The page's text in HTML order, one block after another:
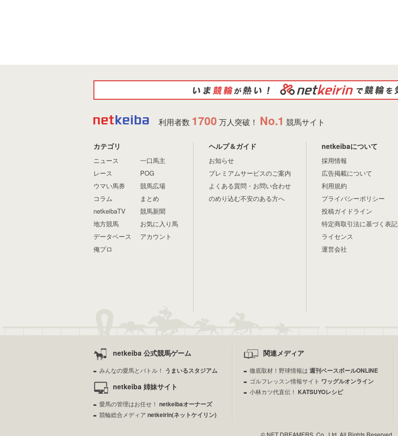
利用者数 1700 万人突破！ No.1 競馬サイト
カテゴリ
ニュース
レース
ウマい馬券
コラム
netkeibaTV
地方競馬
データベース
俺プロ
一口馬主
POG
競馬広場
まとめ
競馬新聞
お気に入り馬
アカウント
ヘルプ＆ガイド
お知らせ
プレミアムサービスのご案内
よくある質問・お問い合わせ
のめり込む不安のある方へ
netkeibaについて
採用情報
広告掲載について
利用規約
プライバシーポリシー
投稿ガイドライン
特定商取引法に基づく表記
ライセンス
運営会社
netkeiba 公式競馬ゲーム
みんなの愛馬とバトル！ うまいるスタジアム
netkeiba 姉妹サイト
愛馬の管理はお任せ！ netkeibaオーナーズ
競輪総合メディア netkeirin(ネットケイリン)
関連メディア
徹底取材！野球情報は 週刊ベースボールONLINE
ゴルフレッスン情報サイト ワッグルオンライン
小林カツ代直伝！ KATSUYOレシピ